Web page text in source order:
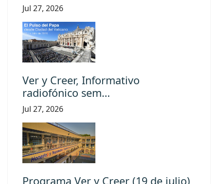
Jul 27, 2026
Ver y Creer, Informativo
radiofónico sem…
Jul 27, 2026
Programa Ver y Creer (19 de julio)